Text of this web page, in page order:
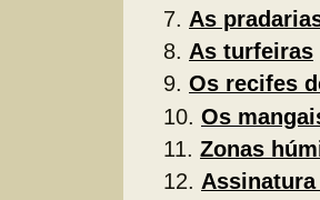
As
As turfeiras
Os recifes
Os
Zonas